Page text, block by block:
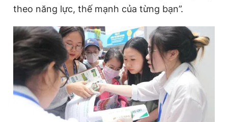
theo năng lực, thế mạnh của từng bạn”.